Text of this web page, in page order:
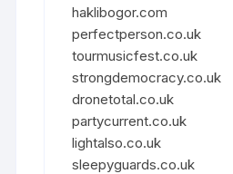
haklibogor.com
perfectperson.co.uk
tourmusicfest.co.uk
strongdemocracy.co.uk
dronetotal.co.uk
partycurrent.co.uk
lightalso.co.uk
sleepyguards.co.uk